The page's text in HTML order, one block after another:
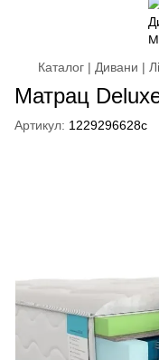
Каталог | Дивани |
Матрац
Артикул: 1229296628c